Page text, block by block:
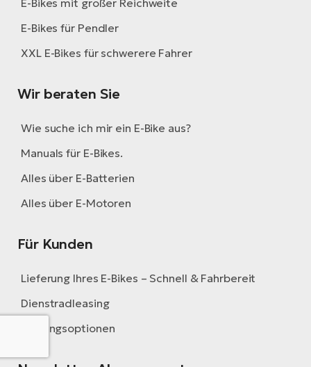
E-Bikes für Pendler
XXL E-Bikes für schwerere Fahrer
Wir beraten Sie
Wie suche ich mir ein E-Bike aus?
Manuals für E-Bikes.
Alles über E-Batterien
Alles über E-Motoren
Für Kunden
Lieferung Ihres E-Bikes – Schnell & Fahrbereit
Dienstradleasing
Zahlungsoptionen